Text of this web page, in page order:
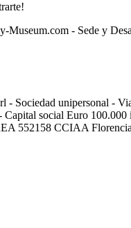
Museum.com - Sede y
- Sociedad unipersonal -
Capital social Euro 100.000
552158 CCIAA Florencia